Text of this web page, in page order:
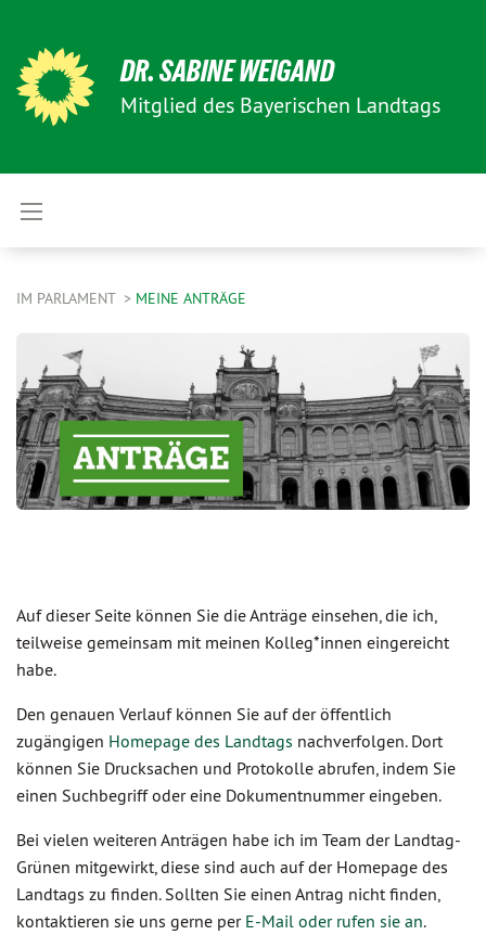
DR. SABINE WEIGAND
Mitglied des Bayerischen Landtags
IM PARLAMENT MEINE ANTRÄGE
Auf dieser Seite können Sie die Anträge einsehen, die ich,
teilweise gemeinsam mit meinen Kolleg*innen eingereicht
habe.
Den genauen Verlauf können Sie auf der öffentlich
zugängigen Homepage des Landtags nachverfolgen. Dort
können Sie Drucksachen und Protokolle abrufen, indem Sie
einen Suchbegriff oder eine Dokumentnummer eingeben.
Bei vielen weiteren Anträgen habe ich im Team der Landtag-
Grünen mitgewirkt, diese sind auch auf der Homepage des
Landtags zu finden. Sollten Sie einen Antrag nicht finden,
kontaktieren sie uns gerne per E-Mail oder rufen sie an.